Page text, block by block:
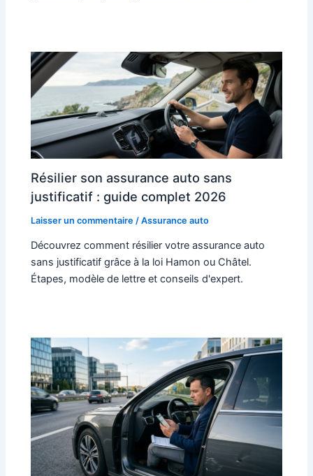
Résilier son assurance auto sans
justificatif : guide complet 2026
Laisser un commentaire /Assurance auto
Découvrez comment résilier votre assurance auto
sans justificatif grâce à la loi Hamon ou Châtel.
Étapes, modèle de lettre et conseils d'expert.